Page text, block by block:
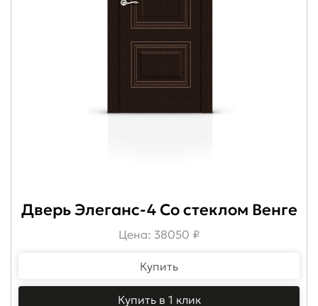
Дверь Элеганс-4 Со стеклом Венге
Цена: 38050 ₽
Купить
Купить в 1 клик